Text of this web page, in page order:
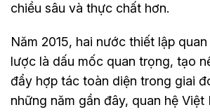
chiều sâu và thực chất hơn.
Năm 2015, hai nước thiết lập
lược là dấu mốc quan trọng, tạo
đẩy hợp tác toàn diện trong giai
những năm gần đây, quan hệ Việt